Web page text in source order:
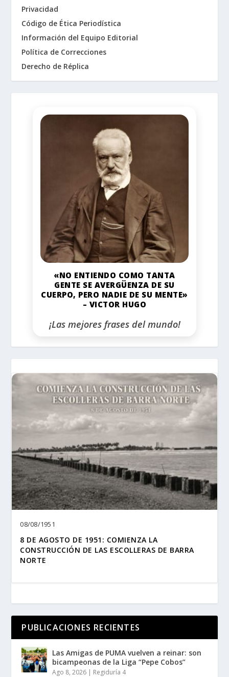
Privacidad
Código de Ética Periodística
Información del Equipo Editorial
Política de Correcciones
Derecho de Réplica
«NO ENTIENDO COMO TANTA
GENTE SE AVERGÜENZA DE SU
CUERPO, PERO NADIE DE SU MENTE»
– VICTOR HUGO
¡Las mejores frases del mundo!
08/08/1951
8 DE AGOSTO DE 1951: COMIENZA LA
CONSTRUCCIÓN DE LAS ESCOLLERAS DE BARRA
NORTE
PUBLICACIONES RECIENTES
Las Amigas de PUMA vuelven a reinar: son
bicampeonas de la Liga “Pepe Cobos”
Ago 8, 2026 | Regiduría 4